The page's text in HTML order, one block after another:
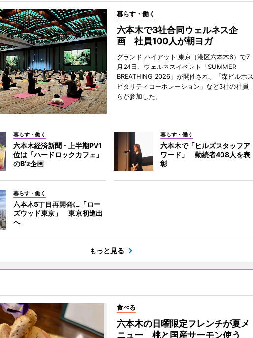
暮らす・働く
六本木で3社合同ウェルネス企
画 社員100人が朝ヨガ
グランド ハイアット 東京（港区六本木6）で7
月24日、ウェルネスイベント「SUMMER
BREATHING 2026」が開催され、「森ビルホス
ピタリティコーポレーション」など3社の社員
らが参加した。
暮らす・働く
六本木経済新聞・上半期PV1
位は「ハードロックカフェ」
のB’z企画
暮らす・働く
六本木で「ヒルズスタッフア
ワード」 勤続者408人を表
彰
暮らす・働く
六本木5丁目再開発に「ロー
ズウッド東京」 東京初進出
へ
もっと見る
食べる
六本木の日曜限定フレンチが夏メ
ニュー 桃と国産サーモン使う